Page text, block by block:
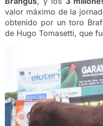
valor máximo de la
obtenido por un toro
de Hugo Tomasetti, que